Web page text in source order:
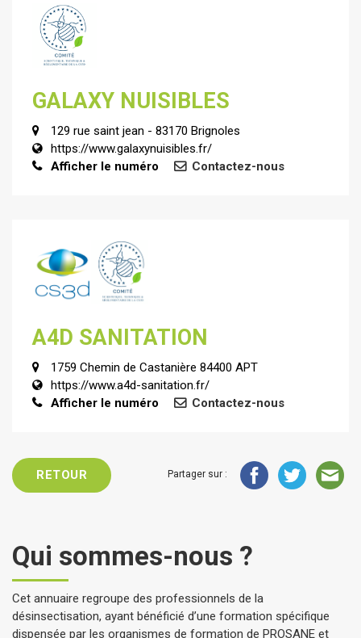
GALAXY NUISIBLES
129 rue saint jean - 83170 Brignoles
https://www.galaxynuisibles.fr/
Afficher le numéro
Contactez-nous
A4D SANITATION
1759 Chemin de Castanière 84400 APT
https://www.a4d-sanitation.fr/
Afficher le numéro
Contactez-nous
RETOUR Partager sur :
Qui sommes-nous ?
Cet annuaire regroupe des professionnels de la
désinsectisation, ayant bénéficié d’une formation spécifique
dispensée par les organismes de formation de PROSANE et